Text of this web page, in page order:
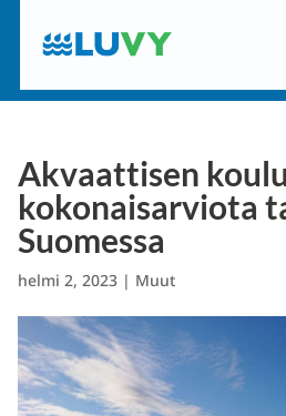
Akvaattisen
kokonaisarviota
Suomessa
helmi 2, 2023| Muut